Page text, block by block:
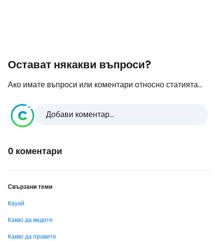
Остават някакви въпроси?
Ако имате въпроси или коментари относно статията...
Добави коментар...
0 коментари
Свързани теми
Кауай
Какво да видите
Какво да правите